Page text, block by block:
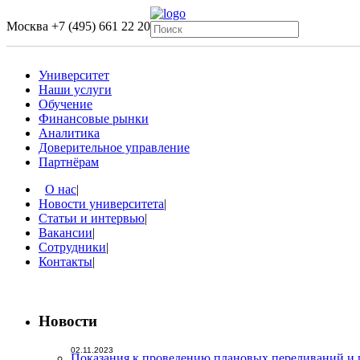
Москва +7 (495) 661 22 20
Университет
Наши услуги
Обучение
Финансовые рынки
Аналитика
Доверительное управление
Партнёрам
О нас|
Новости университета|
Статьи и интервью|
Вакансии|
Сотрудники|
Контакты|
Новости
02.11.2023